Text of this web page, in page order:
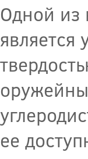
Одной из
является
ее